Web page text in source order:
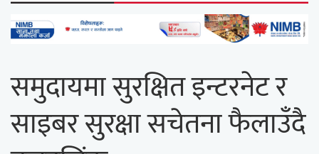
समुदायमा सुरक्षित इन्टरनेट र
साइबर सुरक्षा सचेतना फैलाउँदै